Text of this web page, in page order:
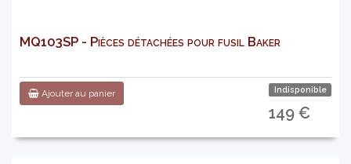
MQ103SP - Pièces détachées pour fusil Baker
Ajouter au panier Indisponible
149 €